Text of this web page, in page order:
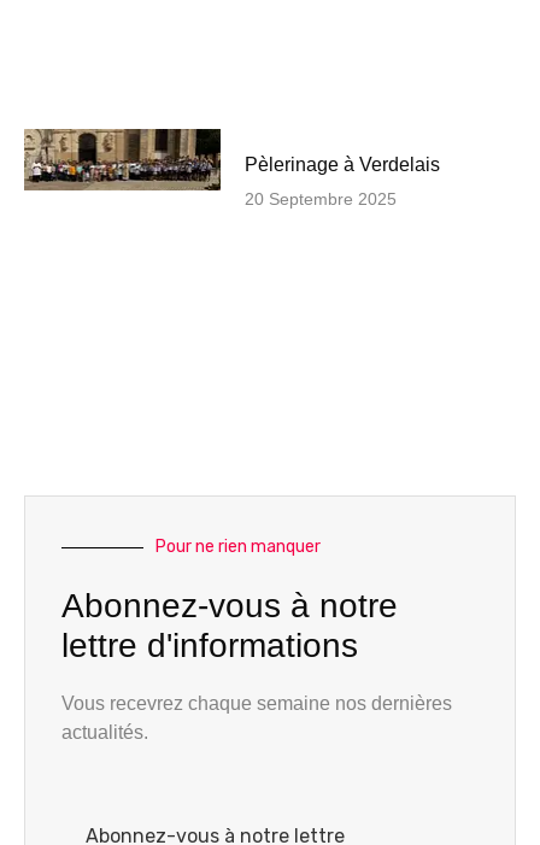
Pèlerinage à Verdelais
20 Septembre 2025
Pour ne rien manquer
Abonnez-vous à notre
lettre d'informations
Vous recevrez chaque semaine nos dernières
actualités.
Abonnez-vous à notre lettre